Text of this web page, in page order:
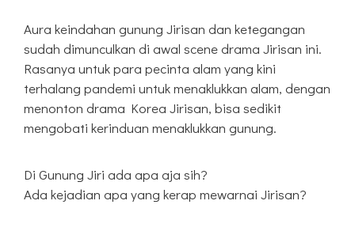
Aura keindahan gunung Jirisan dan ketegangan
sudah dimunculkan di awal scene drama Jirisan ini.
Rasanya untuk para pecinta alam yang kini
terhalang pandemi untuk menaklukkan alam, dengan
menonton drama Korea Jirisan, bisa sedikit
mengobati kerinduan menaklukkan gunung.
Di Gunung Jiri ada apa aja sih?
Ada kejadian apa yang kerap mewarnai Jirisan?